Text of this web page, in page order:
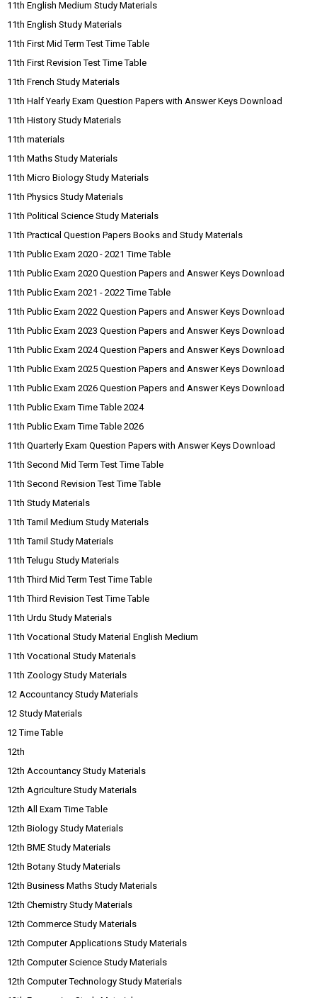
11th English Medium Study Materials
11th English Study Materials
11th First Mid Term Test Time Table
11th First Revision Test Time Table
11th French Study Materials
11th Half Yearly Exam Question Papers with Answer Keys Download
11th History Study Materials
11th materials
11th Maths Study Materials
11th Micro Biology Study Materials
11th Physics Study Materials
11th Political Science Study Materials
11th Practical Question Papers Books and Study Materials
11th Public Exam 2020 - 2021 Time Table
11th Public Exam 2020 Question Papers and Answer Keys Download
11th Public Exam 2021 - 2022 Time Table
11th Public Exam 2022 Question Papers and Answer Keys Download
11th Public Exam 2023 Question Papers and Answer Keys Download
11th Public Exam 2024 Question Papers and Answer Keys Download
11th Public Exam 2025 Question Papers and Answer Keys Download
11th Public Exam 2026 Question Papers and Answer Keys Download
11th Public Exam Time Table 2024
11th Public Exam Time Table 2026
11th Quarterly Exam Question Papers with Answer Keys Download
11th Second Mid Term Test Time Table
11th Second Revision Test Time Table
11th Study Materials
11th Tamil Medium Study Materials
11th Tamil Study Materials
11th Telugu Study Materials
11th Third Mid Term Test Time Table
11th Third Revision Test Time Table
11th Urdu Study Materials
11th Vocational Study Material English Medium
11th Vocational Study Materials
11th Zoology Study Materials
12 Accountancy Study Materials
12 Study Materials
12 Time Table
12th
12th Accountancy Study Materials
12th Agriculture Study Materials
12th All Exam Time Table
12th Biology Study Materials
12th BME Study Materials
12th Botany Study Materials
12th Business Maths Study Materials
12th Chemistry Study Materials
12th Commerce Study Materials
12th Computer Applications Study Materials
12th Computer Science Study Materials
12th Computer Technology Study Materials